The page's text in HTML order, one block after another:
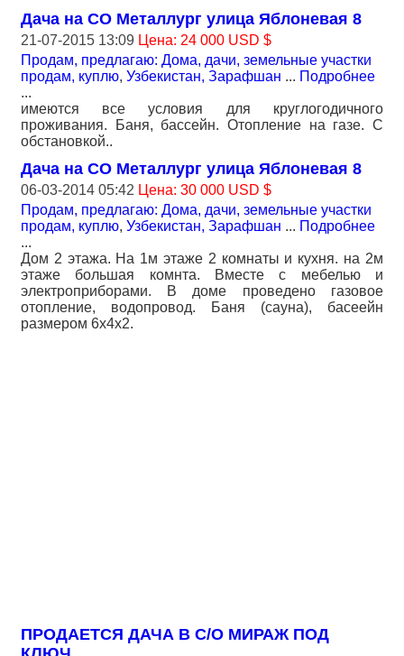
Дача на СО Металлург улица Яблоневая 8
21-07-2015 13:09 Цена: 24 000 USD $
Продам, предлагаю: Дома, дачи, земельные участки
продам, куплю, Узбекистан, Зарафшан ... Подробнее
...
имеются все условия для круглогодичного
проживания. Баня, бассейн. Отопление на газе. С
обстановкой..
Дача на СО Металлург улица Яблоневая 8
06-03-2014 05:42 Цена: 30 000 USD $
Продам, предлагаю: Дома, дачи, земельные участки
продам, куплю, Узбекистан, Зарафшан ... Подробнее
...
Дом 2 этажа. На 1м этаже 2 комнаты и кухня. на 2м
этаже большая комнта. Вместе с мебелью и
электроприборами. В доме проведено газовое
отопление, водопровод. Баня (сауна), басеейн
размером 6х4х2.
ПРОДАЕТСЯ ДАЧА В С/О МИРАЖ ПОД